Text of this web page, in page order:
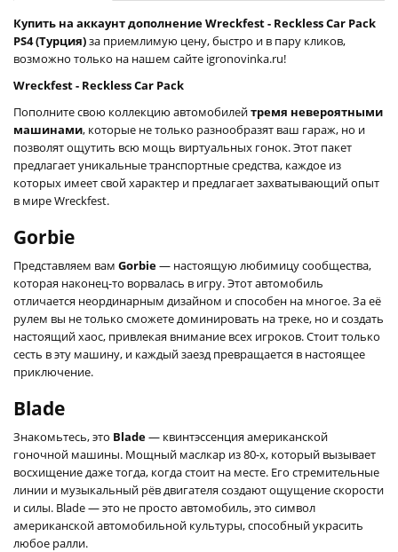
Купить на аккаунт дополнение Wreckfest - Reckless Car Pack
PS4 (Турция)за приемлимую цену, быстро и в пару кликов,
возможно только на нашем сайте igronovinka.ru!
Wreckfest - Reckless Car Pack
Пополните свою коллекцию автомобилейтремя невероятными
машинами, которые не только разнообразят ваш гараж, но и
позволят ощутить всю мощь виртуальных гонок. Этот пакет
предлагает уникальные транспортные средства, каждое из
которых имеет свой характер и предлагает захватывающий опыт
в мире Wreckfest.
Gorbie
Представляем вам Gorbie— настоящую любимицу сообщества,
которая наконец-то ворвалась в игру. Этот автомобиль
отличается неординарным дизайном и способен на многое. За её
рулем вы не только сможете доминировать на треке, но и создать
настоящий хаос, привлекая внимание всех игроков. Стоит только
сесть в эту машину, и каждый заезд превращается в настоящее
приключение.
Blade
Знакомьтесь, это Blade— квинтэссенция американской
гоночной машины. Мощный маслкар из 80-х, который вызывает
восхищение даже тогда, когда стоит на месте. Его стремительные
линии и музыкальный рёв двигателя создают ощущение скорости
и силы. Blade — это не просто автомобиль, это символ
американской автомобильной культуры, способный украсить
любое ралли.